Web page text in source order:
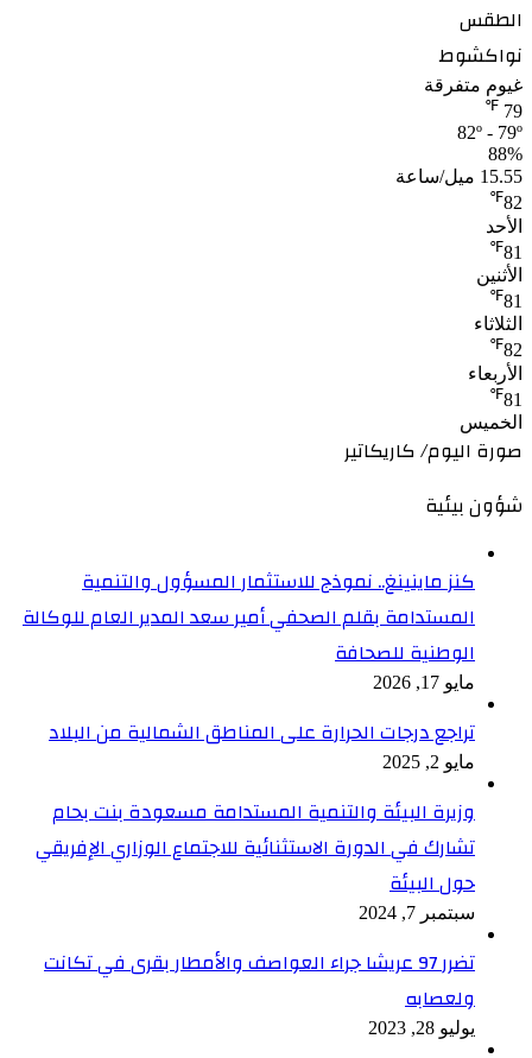
الطقس
نواكشوط
غيوم متفرقة
79
℉
82º - 79º
88%
15.55 ميل/ساعة
82
℉
الأحد
81
℉
الأثنين
81
℉
الثلاثاء
82
℉
الأربعاء
81
℉
الخميس
صورة اليوم/ كاريكاتير
شؤون بيئية
كنز ماينينغ.. نموذج للاستثمار المسؤول والتنمية
المستدامة بقلم الصحفي أمير سعد المدير العام للوكالة
الوطنية للصحافة
مايو 17, 2026
تراجع درجات الحرارة على المناطق الشمالية من البلاد
مايو 2, 2025
وزيرة البيئة والتنمية المستدامة مسعودة بنت بحام
تشارك في الدورة الاستثنائية للاجتماع الوزاري الإفريقي
حول البيئة
سبتمبر 7, 2024
تضرر 97 عريشا جراء العواصف والأمطار بقرى في تكانت
ولعصابه
يوليو 28, 2023